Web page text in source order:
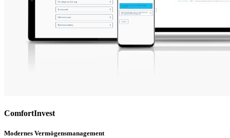
ComfortInvest
Modernes Vermögensmanagement